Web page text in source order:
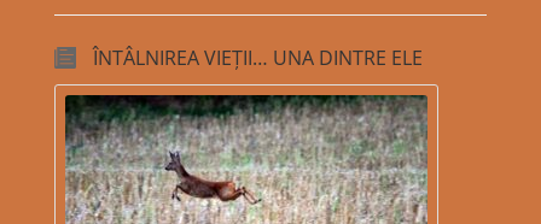
ÎNTÂLNIREA VIEȚII… UNA DINTRE ELE